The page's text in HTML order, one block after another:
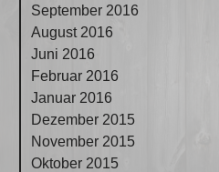
September 2016
August 2016
Juni 2016
Februar 2016
Januar 2016
Dezember 2015
November 2015
Oktober 2015